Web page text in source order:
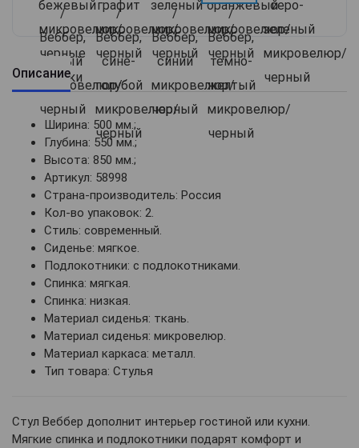
Описание
Ширина: 500 мм.;
Глубина: 550 мм.;
Высота: 850 мм.;
Артикул: 58998
Страна-производитель: Россия
Кол-во упаковок: 2.
Стиль: современный.
Сиденье: мягкое.
Подлокотники: с подлокотниками.
Спинка: мягкая.
Спинка: низкая.
Материал сиденья: ткань.
Материал сиденья: микровелюр.
Материал каркаса: металл.
Тип товара: Стулья
Стул Веббер дополнит интерьер гостиной или кухни.
Мягкие спинка и подлокотники подарят комфорт и